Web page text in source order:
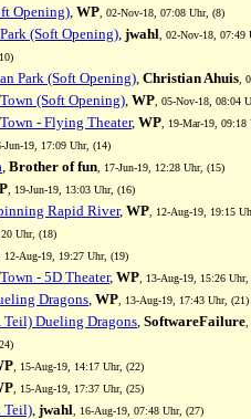
Opening), WP , 02-Nov-18, 07:08 Uhr, (8)
(Soft Opening), jwahl , 02-Nov-18, 07:49
Park (Soft Opening), Christian Ahuis ,
(Soft Opening), WP , 05-Nov-18, 08:04
- Flying Theater, WP , 19-Mar-19,
Jun-19, 17:09 Uhr, (14)
, Brother of fun , 17-Jun-19, 12:28 Uhr, (15)
, 19-Jun-19, 13:03 Uhr, (16)
Rapid River, WP , 12-Aug-19, 19:15
Uhr, (18)
, 12-Aug-19, 19:27 Uhr, (19)
- 5D Theater, WP , 13-Aug-19, 15:26
Dragons, WP , 13-Aug-19, 17:43 Uhr, (21)
Teil) Dueling Dragons, SoftwareFailure
, 15-Aug-19, 14:17 Uhr, (22)
, 15-Aug-19, 17:37 Uhr, (25)
Teil), jwahl , 16-Aug-19, 07:48 Uhr, (27)